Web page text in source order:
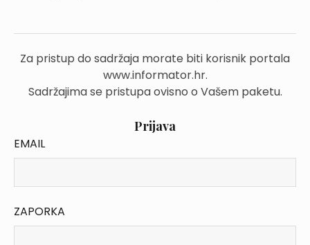
Za pristup do sadržaja morate biti korisnik portala
www.informator.hr.
Sadržajima se pristupa ovisno o Vašem paketu.
Prijava
EMAIL
ZAPORKA